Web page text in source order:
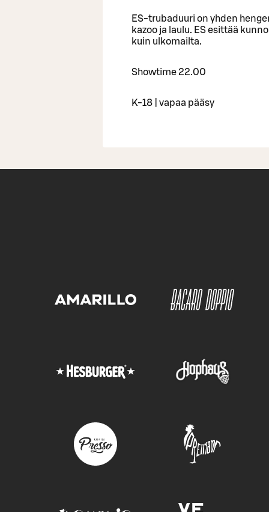
ES-trubaduuri on yhden
kazoo ja laulu. ES esittää
kuin ulkomailta.
Showtime 22.00
K-18 | vapaa pääsy